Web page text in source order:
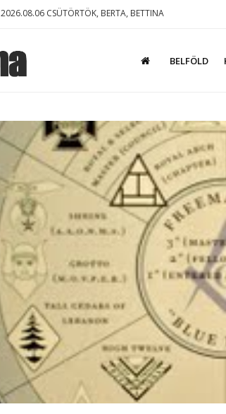
2026.08.06 CSÜTÖRTÖK, BERTA, BETTINA
BELFÖLD